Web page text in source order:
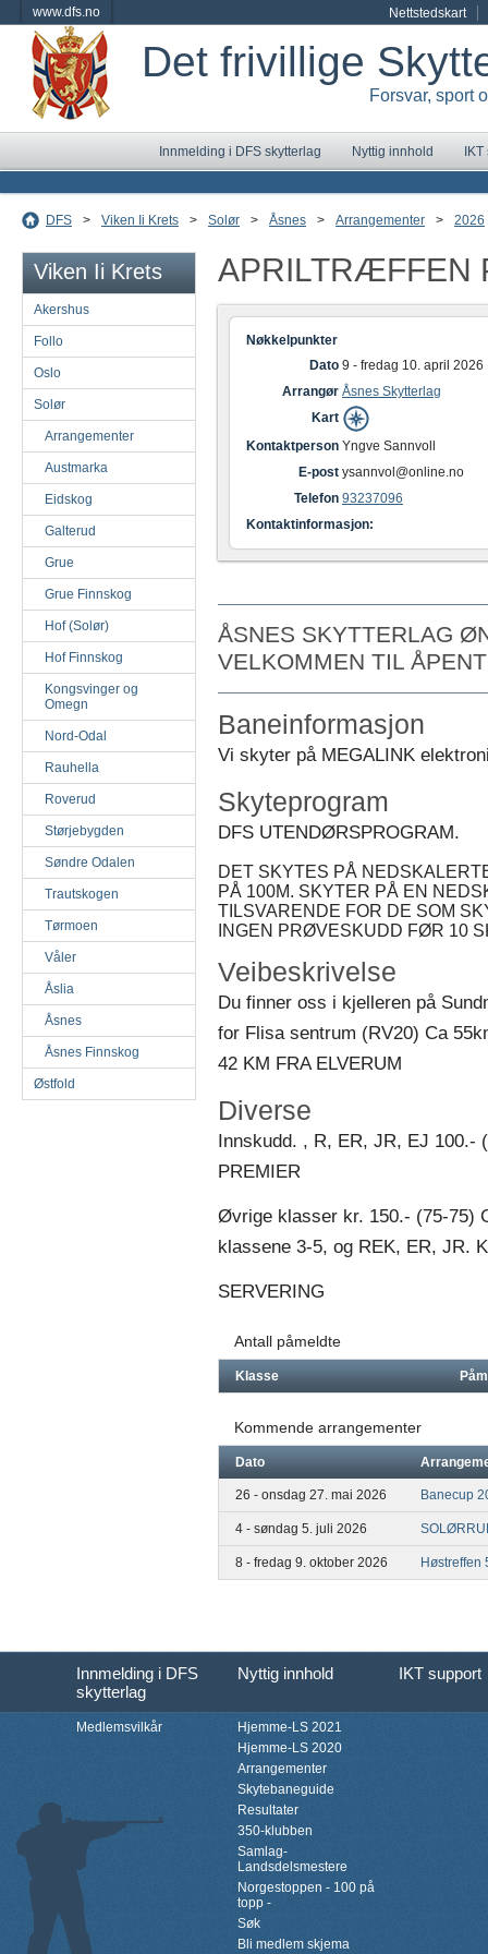
www.dfs.no Nettstedskart
Det frivillige
Forsvar, sport
Innmelding i DFS skytterlag Nyttig innhold
DFS > Viken Ii Krets > Solør > Åsnes > Arrangementer > 2026
Viken Ii Krets
Akershus
Follo
Oslo
Solør
Arrangementer
Austmarka
Eidskog
Galterud
Grue
Grue Finnskog
Hof (Solør)
Hof Finnskog
Kongsvinger og
Omegn
Nord-Odal
Rauhella
Roverud
Størjebygden
Søndre Odalen
Trautskogen
Tørmoen
Våler
Åslia
Åsnes
Åsnes Finnskog
Østfold
APRILTRÆFFEN
Nøkkelpunkter
Dato 9 - fredag 10. april 2026
Arrangør Åsnes Skytterlag
Kart
Kontaktperson Yngve Sannvoll
E-post ysannvol@online.no
Telefon 93237096
Kontaktinformasjon:
ÅSNES SKYTTERLAG
VELKOMMEN TIL
Baneinformasjon
Vi skyter på MEGALINK
Skyteprogram
DFS UTENDØRSPROGRAM.
DET SKYTES PÅ
PÅ 100M. SKYTER PÅ EN
TILSVARENDE FOR DE SOM
INGEN PRØVESKUDD FØR 10
Veibeskrivelse
Du finner oss i kjelleren på
for Flisa sentrum (RV20) Ca
42 KM FRA ELVERUM
Diverse
Innskudd. , R, ER, JR, EJ 100.-
PREMIER
Øvrige klasser kr. 150.- (75-75)
klassene 3-5, og REK, ER, JR.
SERVERING
Antall påmeldte
Klasse
Kommende arrangementer
Dato
26 - onsdag 27. mai 2026 Banecup
4 - søndag 5. juli 2026
8 - fredag 9. oktober 2026 Høstreffen
Innmelding i DFS
skytterlag
Nyttig innhold IKT support
Medlemsvilkår
Hjemme-LS 2021
Hjemme-LS 2020
Arrangementer
Skytebaneguide
Resultater
350-klubben
Samlag-
Landsdelsmestere
Norgestoppen - 100 på
topp -
Søk
Bli medlem skjema